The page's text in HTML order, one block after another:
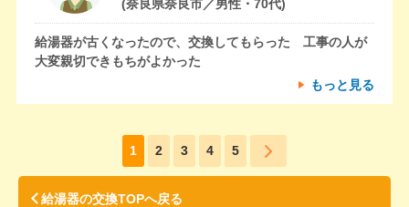
(奈良県奈良市／男性・70代)
給湯器が古くなったので、交換してもらった 工事の人が
大変親切できもちがよかった
もっと見る
1 2 3 4 5
給湯器の交換TOPへ戻る